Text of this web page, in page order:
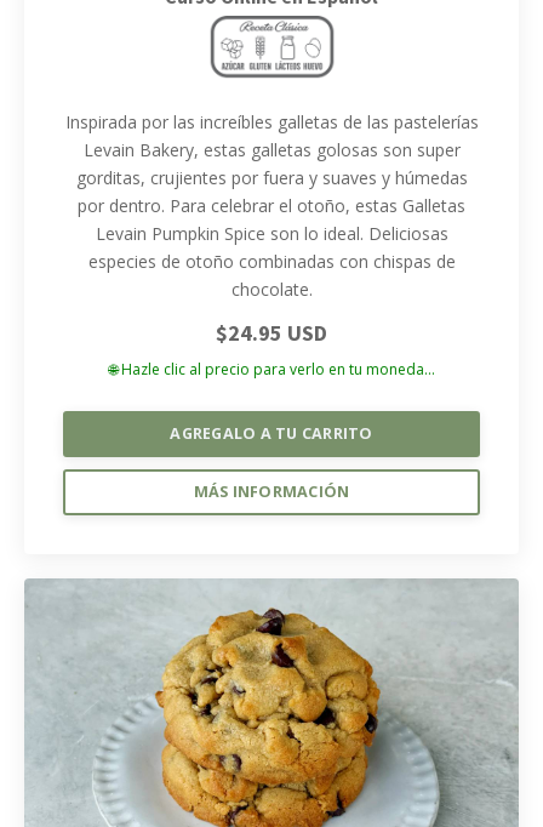
Inspirada por las increíbles galletas de las pastelerías
Levain Bakery, estas galletas golosas son super
gorditas, crujientes por fuera y suaves y húmedas
por dentro. Para celebrar el otoño, estas Galletas
Levain Pumpkin Spice son lo ideal. Deliciosas
especies de otoño combinadas con chispas de
chocolate.
$24.95 USD
🌐 Hazle clic al precio para verlo en tu moneda...
AGREGALO A TU CARRITO
MÁS INFORMACIÓN